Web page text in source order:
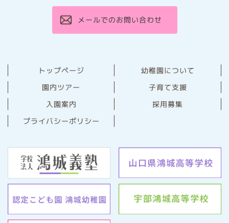
メールでのお問い合わせ
トップページ 幼稚園について
園内ツアー 子育て支援
⼊園案内 採用募集
プライバシーポリシー